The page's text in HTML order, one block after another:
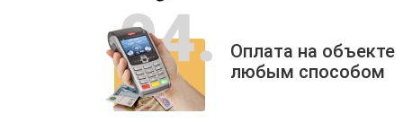
Оплата на объекте
любым способом